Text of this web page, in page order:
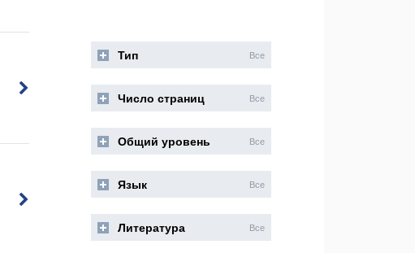
Тип Все
Число страниц Все
Общий уровень Все
Язык Все
Литература Все